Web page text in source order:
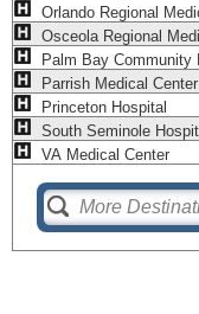
Orlando Regional
Osceola Regional
Palm Bay Community
Parrish Medical Center
Princeton Hospital
South Seminole
VA Medical Center